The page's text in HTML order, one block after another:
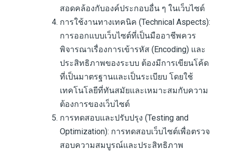
สอดคล้องกับองค์ประกอบอื่น ๆ ในเว็บไซต์
การใช้งานทางเทคนิค (Technical Aspects):
การออกแบบเว็บไซต์ที่เป็นมืออาชีพควร
พิจารณาเรื่องการเข้ารหัส (Encoding) และ
ประสิทธิภาพของระบบ ต้องมีการเขียนโค้ด
ที่เป็นมาตรฐานและเป็นระเบียบ โดยใช้
เทคโนโลยีที่ทันสมัยและเหมาะสมกับความ
ต้องการของเว็บไซต์
การทดสอบและปรับปรุง (Testing and
Optimization): การทดสอบเว็บไซต์เพื่อตรวจ
สอบความสมบูรณ์และประสิทธิภาพ